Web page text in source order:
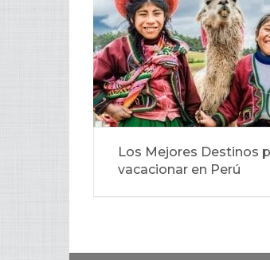
Los Mejores Destinos
vacacionar en Perú